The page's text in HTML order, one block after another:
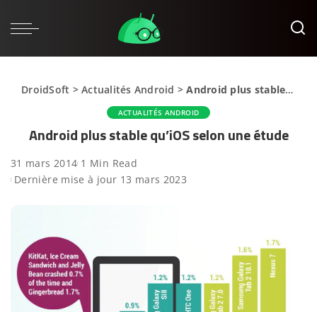
DroidSoft >Actualités Android >Android plus stable qu’iOS selon une étude
ACTUALITÉS ANDROID
Android plus stable qu’iOS selon une étude
31 mars 2014 1 Min Read
Dernière mise à jour 13 mars 2023